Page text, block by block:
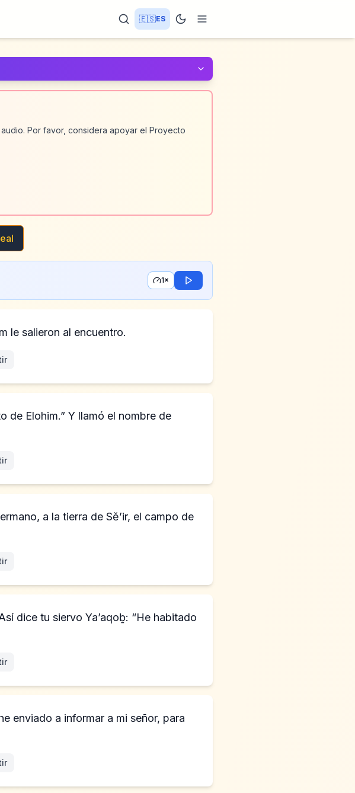
🇪🇸ES
Por favor, considera apoyar el Proyecto
1×
le salieron al encuentro.
de Elohim.” Y llamó el nombre de
a la tierra de Sĕ’ir, el campo de
dice tu siervo Ya’aqoḇ: “He habitado
enviado a informar a mi señor, para